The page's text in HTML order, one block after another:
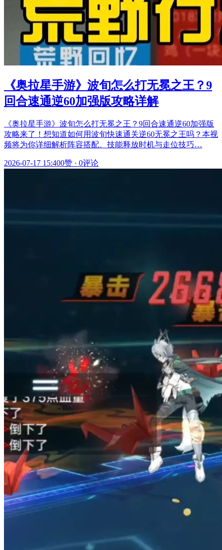
《奥拉星手游》波旬怎么打无冕之王？9
回合速通逆60加强版攻略详解
《奥拉星手游》波旬怎么打无冕之王？9回合速通逆60加强版
攻略来了！想知道如何用波旬快速通关逆60无冕之王吗？本视
频将为你详细解析阵容搭配、技能释放时机与走位技巧…
2026-07-17 15:400赞 · 0评论